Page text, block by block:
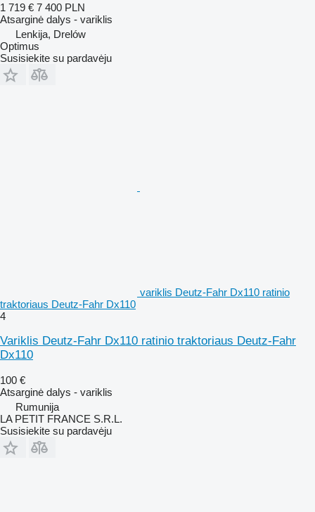
1 719 € 7 400 PLN
Atsarginė dalys - variklis
Lenkija, Drelów
Optimus
Susisiekite su pardavėju
variklis Deutz-Fahr Dx110 ratinio
traktoriaus Deutz-Fahr Dx110
4
Variklis Deutz-Fahr Dx110 ratinio traktoriaus Deutz-Fahr
Dx110
100 €
Atsarginė dalys - variklis
Rumunija
LA PETIT FRANCE S.R.L.
Susisiekite su pardavėju